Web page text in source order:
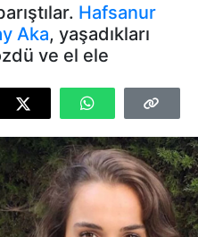
Hafsanur
Aka, yaşadıkları
ve el ele